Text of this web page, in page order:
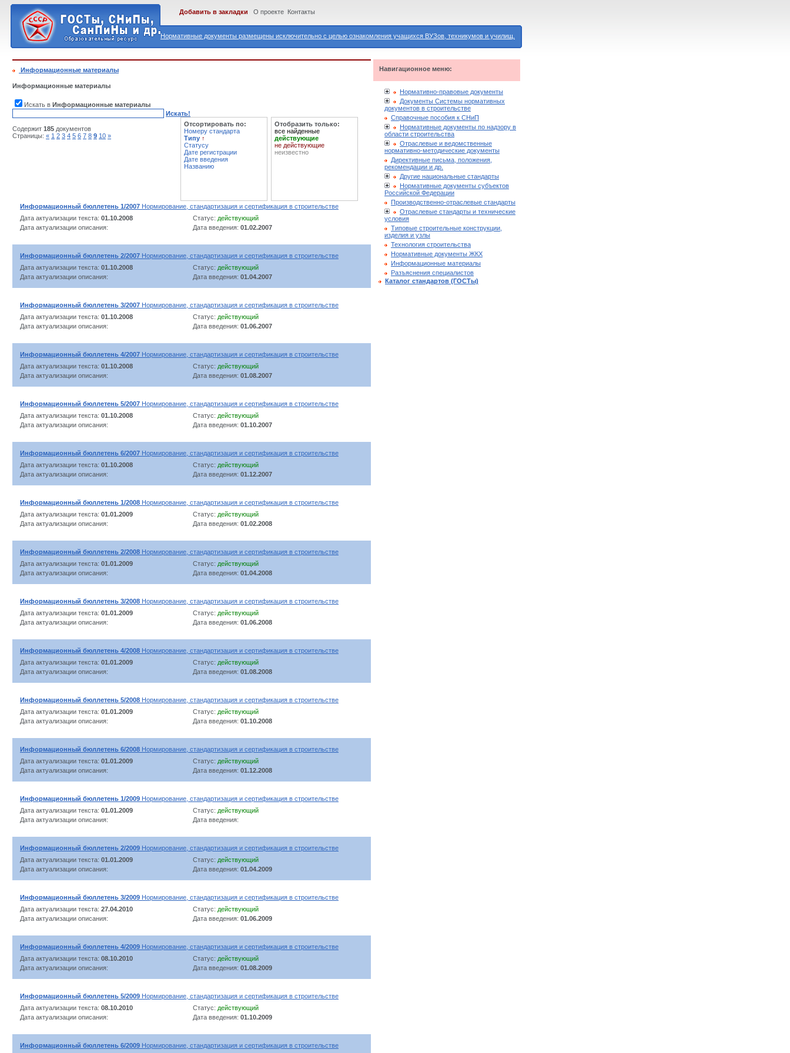
Нормативные документы размещены исключительно с целью ознакомления учащихся ВУЗов, техникумов и училищ.
Добавить в закладки О проекте Контакты
Информационные материалы
Информационные материалы
Искать в Информационные материалы
Искать!
Содержит 185 документов
Страницы: « 1 2 3 4 5 6 7 8 9 10 »
Отсортировать по:
Номеру стандарта
Типу ↑
Статусу
Дате регистрации
Дате введения
Названию
Отобразить только:
все найденные
действующие
не действующие
неизвестно
Информационный бюллетень 1/2007 Нормирование, стандартизация и сертификация в строительстве
Дата актуализации текста: 01.10.2008 Статус: действующий
Дата актуализации описания:
Дата введения: 01.02.2007
Информационный бюллетень 2/2007 Нормирование, стандартизация и сертификация в строительстве
Дата актуализации текста: 01.10.2008 Статус: действующий
Дата актуализации описания:
Дата введения: 01.04.2007
Информационный бюллетень 3/2007 Нормирование, стандартизация и сертификация в строительстве
Дата актуализации текста: 01.10.2008 Статус: действующий
Дата актуализации описания:
Дата введения: 01.06.2007
Информационный бюллетень 4/2007 Нормирование, стандартизация и сертификация в строительстве
Дата актуализации текста: 01.10.2008 Статус: действующий
Дата актуализации описания:
Дата введения: 01.08.2007
Информационный бюллетень 5/2007 Нормирование, стандартизация и сертификация в строительстве
Дата актуализации текста: 01.10.2008 Статус: действующий
Дата актуализации описания:
Дата введения: 01.10.2007
Информационный бюллетень 6/2007 Нормирование, стандартизация и сертификация в строительстве
Дата актуализации текста: 01.10.2008 Статус: действующий
Дата актуализации описания:
Дата введения: 01.12.2007
Информационный бюллетень 1/2008 Нормирование, стандартизация и сертификация в строительстве
Дата актуализации текста: 01.01.2009 Статус: действующий
Дата актуализации описания:
Дата введения: 01.02.2008
Информационный бюллетень 2/2008 Нормирование, стандартизация и сертификация в строительстве
Дата актуализации текста: 01.01.2009 Статус: действующий
Дата актуализации описания:
Дата введения: 01.04.2008
Информационный бюллетень 3/2008 Нормирование, стандартизация и сертификация в строительстве
Дата актуализации текста: 01.01.2009 Статус: действующий
Дата актуализации описания:
Дата введения: 01.06.2008
Информационный бюллетень 4/2008 Нормирование, стандартизация и сертификация в строительстве
Дата актуализации текста: 01.01.2009 Статус: действующий
Дата актуализации описания:
Дата введения: 01.08.2008
Информационный бюллетень 5/2008 Нормирование, стандартизация и сертификация в строительстве
Дата актуализации текста: 01.01.2009 Статус: действующий
Дата актуализации описания:
Дата введения: 01.10.2008
Информационный бюллетень 6/2008 Нормирование, стандартизация и сертификация в строительстве
Дата актуализации текста: 01.01.2009 Статус: действующий
Дата актуализации описания:
Дата введения: 01.12.2008
Информационный бюллетень 1/2009 Нормирование, стандартизация и сертификация в строительстве
Дата актуализации текста: 01.01.2009 Статус: действующий
Дата актуализации описания:
Дата введения:
Информационный бюллетень 2/2009 Нормирование, стандартизация и сертификация в строительстве
Дата актуализации текста: 01.01.2009 Статус: действующий
Дата актуализации описания:
Дата введения: 01.04.2009
Информационный бюллетень 3/2009 Нормирование, стандартизация и сертификация в строительстве
Дата актуализации текста: 27.04.2010 Статус: действующий
Дата актуализации описания:
Дата введения: 01.06.2009
Информационный бюллетень 4/2009 Нормирование, стандартизация и сертификация в строительстве
Дата актуализации текста: 08.10.2010 Статус: действующий
Дата актуализации описания:
Дата введения: 01.08.2009
Информационный бюллетень 5/2009 Нормирование, стандартизация и сертификация в строительстве
Дата актуализации текста: 08.10.2010 Статус: действующий
Дата актуализации описания:
Дата введения: 01.10.2009
Информационный бюллетень 6/2009 Нормирование, стандартизация и сертификация в строительстве
Навигационное меню:
Нормативно-правовые документы
Документы Системы нормативных
документов в строительстве
Справочные пособия к СНиП
Нормативные документы по надзору в
области строительства
Отраслевые и ведомственные
нормативно-методические документы
Директивные письма, положения,
рекомендации и др.
Другие национальные стандарты
Нормативные документы субъектов
Российской Федерации
Производственно-отраслевые стандарты
Отраслевые стандарты и технические
условия
Типовые строительные конструкции,
изделия и узлы
Технология строительства
Нормативные документы ЖКХ
Информационные материалы
Разъяснения специалистов
Каталог стандартов (ГОСТы)